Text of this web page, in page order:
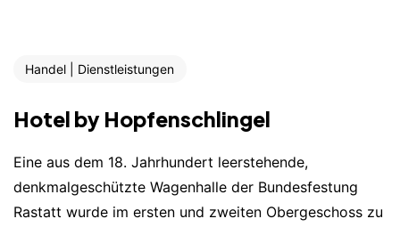
Handel | Dienstleistungen
Hotel by Hopfenschlingel
Eine aus dem 18. Jahrhundert leerstehende,
denkmalgeschützte Wagenhalle der Bundesfestung
Rastatt wurde im ersten und zweiten Obergeschoss zu